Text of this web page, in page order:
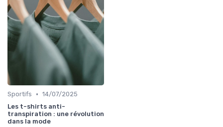
Sportifs • 14/07/2025
Les t-shirts anti-
transpiration : une révolution
dans la mode